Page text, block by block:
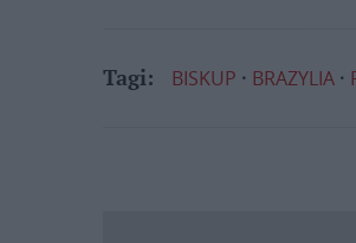
Tagi: BISKUP BRAZYLIA